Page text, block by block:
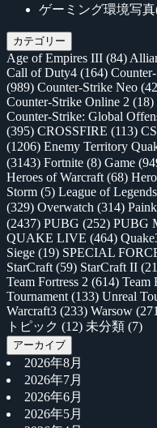
ゲーミング環境写
カテゴリー
Age of Empires III (84)
Call of Duty4 (164)
(989) Counter-Strike Neo
Counter-Strike Online 2 (18)
Counter-Strike: Global
(395) CROSSFIRE (113)
(1206) Enemy Territory
(3143) Fortnite (8) Game
Heroes of Warcraft (68)
Storm (5) League of Legends
(329) Overwatch (314)
(2437) PUBG (252) PUBG
QUAKE LIVE (464)
Siege (19) SPECIAL
StarCraft (59) StarCraft II
Team Fortress 2 (614) Team
Tournament (133) Unreal
Warcraft3 (233) Warsow
トピック (12) 未分類 (7)
アーカイブ
2026年8月
2026年7月
2026年6月
2026年5月